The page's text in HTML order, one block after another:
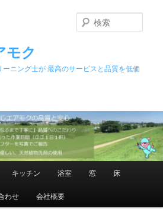
モク
ニング士が 最高のサービスと品質を低価
索
キッチン 浴室 窓 床
わせ 会社概要